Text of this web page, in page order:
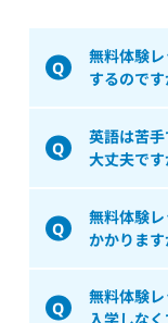
無料体験
するのです
英語は苦手
大丈夫です
無料体験
かかります
無料体験